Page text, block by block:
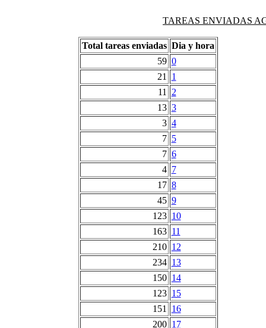
TAREAS ENVIADAS
Total tareas enviadas Dia y hora
59 0
21
1
11
2
13 3
3 4
7 5
7 6
4 7
17 8
45 9
123 10
163 11
210 12
234 13
150 14
123 15
151
16
200 17